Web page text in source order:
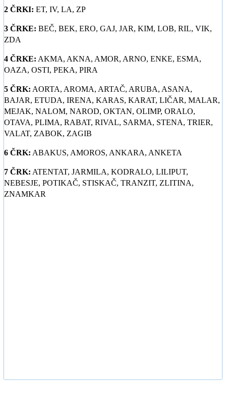
2 ČRKI: ET, IV, LA, ZP
3 ČRKE: BEČ, BEK, ERO, GAJ, JAR, KIM, LOB, RIL, VIK,
ZDA
4 ČRKE: AKMA, AKNA, AMOR, ARNO, ENKE, ESMA,
OAZA, OSTI, PEKA, PIRA
5 ČRK: AORTA, AROMA, ARTAČ, ARUBA, ASANA,
BAJAR, ETUDA, IRENA, KARAS, KARAT, LIČAR, MALAR,
MEJAK, NALOM, NAROD, OKTAN, OLIMP, ORALO,
OTAVA, PLIMA, RABAT, RIVAL, SARMA, STENA, TRIER,
VALAT, ZABOK, ZAGIB
6 ČRK: ABAKUS, AMOROS, ANKARA, ANKETA
7 ČRK: ATENTAT, JARMILA, KODRALO, LILIPUT,
NEBESJE, POTIKAČ, STISKAČ, TRANZIT, ZLITINA,
ZNAMKAR